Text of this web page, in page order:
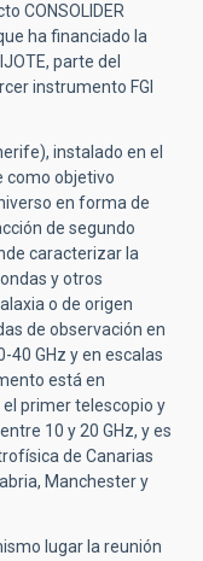
CONSOLIDER
ha financiado la
parte del
instrumento FGI
instalado en el
como objetivo
en forma de
de segundo
caracterizar la
y otros
o de origen
de observación en
GHz y en escalas
está en
primer telescopio y
10 y 20 GHz, y es
de Canarias
Manchester y
lugar la reunión